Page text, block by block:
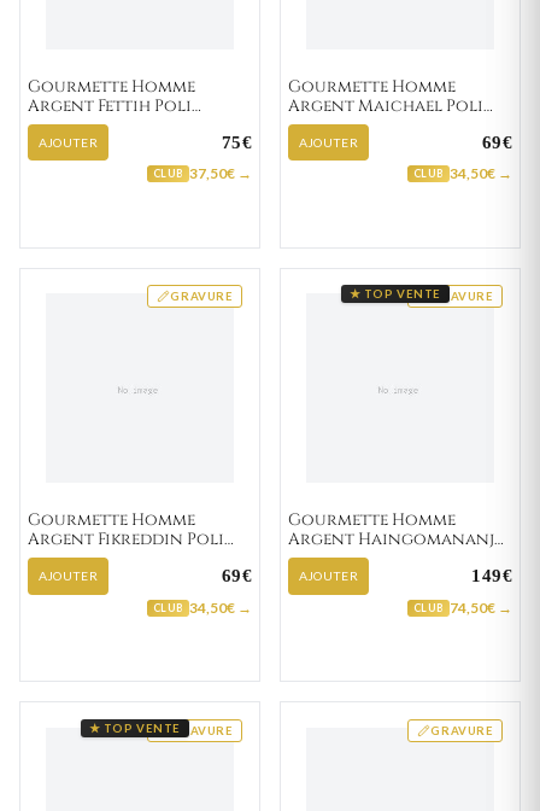
Gourmette Homme
Argent Fettih Poli
figaro
AJOUTER 75€
CLUB 37,50€ →
Gourmette Homme
Argent Maichael Poli
figaro
AJOUTER 69€
CLUB 34,50€ →
GRAVURE
Gourmette Homme
Argent Fikreddin Poli
cheval
AJOUTER 69€
CLUB 34,50€ →
GRAVURE
★ TOP VENTE
Gourmette Homme
Argent Haingomananjo
graine de café
AJOUTER 149€
CLUB 74,50€ →
GRAVURE
★ TOP VENTE GRAVURE